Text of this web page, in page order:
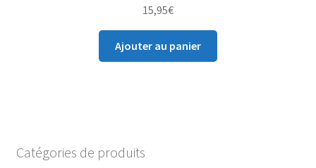
15,95€
Ajouter au panier
Catégories de produits